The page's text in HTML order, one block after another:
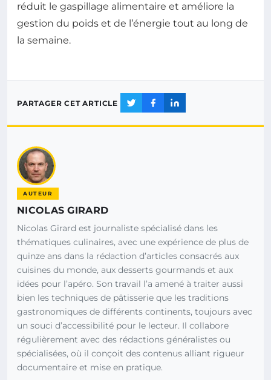
réduit le gaspillage alimentaire et améliore la
gestion du poids et de l’énergie tout au long de
la semaine.
PARTAGER CET ARTICLE
AUTEUR
NICOLAS GIRARD
Nicolas Girard est journaliste spécialisé dans les
thématiques culinaires, avec une expérience de plus de
quinze ans dans la rédaction d’articles consacrés aux
cuisines du monde, aux desserts gourmands et aux
idées pour l’apéro. Son travail l’a amené à traiter aussi
bien les techniques de pâtisserie que les traditions
gastronomiques de différents continents, toujours avec
un souci d’accessibilité pour le lecteur. Il collabore
régulièrement avec des rédactions généralistes ou
spécialisées, où il conçoit des contenus alliant rigueur
documentaire et mise en pratique.